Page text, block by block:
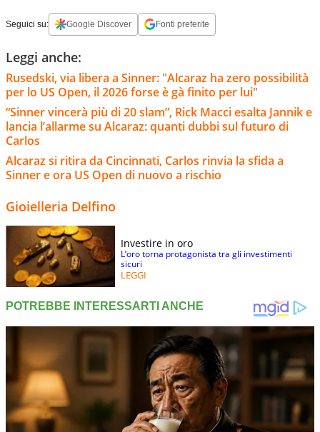
Seguici su: Google Discover Fonti preferite
Leggi anche:
Rusedski, via libera a Sinner: "Alcaraz ha zero possibilità
per lo US Open, il 2026 forse è gà finito per lui"
“Sinner vincerà più di 20 slam”, Rick Macci esalta Jannik e
lancia l’allarme su Alcaraz: quanti dubbi sul futuro di
Carlos
Alcaraz si ritira da Cincinnati, Carlos rinvia la sfida a
Sinner e ora US Open di nuovo a rischio
Gioielleria Delfino
Investire in oro
L’oro torna protagonista tra gli investimenti
sicuri
LEGGI